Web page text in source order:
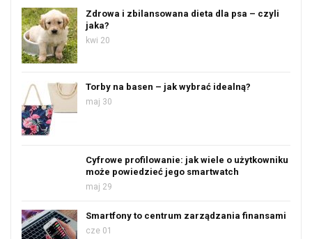
Zdrowa i zbilansowana dieta dla psa – czyli
jaka?
kwi 20
Torby na basen – jak wybrać idealną?
maj 30
Cyfrowe profilowanie: jak wiele o użytkowniku
może powiedzieć jego smartwatch
maj 29
Smartfony to centrum zarządzania finansami
cze 01